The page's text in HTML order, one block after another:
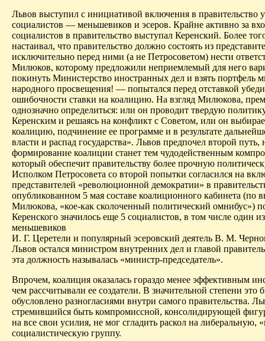
Львов выступил с инициативой включения в правительство
социалистов — меньшевиков и эсеров. Крайне активно за
социалистов в правительство выступал Керенский. Более
настаивал, что правительство должно состоять из
исключительно перед ними (а не Петросоветом) нести
Милюков, которому предложили неприемлемый для него
покинуть Министерство иностранных дел и взять портфель
народного просвещения! — попытался перед отставкой
ошибочности ставки на коалицию. На взгляд Милюкова,
однозначно определиться: или он проводит твердую
Керенским и решаясь на конфликт с Советом, или он
коалицию, подчинение ее программе и в результате
власти и распад государства». Львов предпочел второй путь,
формирование коалиции станет тем чудодейственным
который обеспечит правительству более прочную
Исполком Петросовета со второй попытки согласился на
представителей «революционной демократии» в
опубликованном 5 мая составе коалиционного кабинета (по
Милюкова, «кое-как сколоченный политический омнибус»)
Керенского значилось еще 5 социалистов, в том числе один
меньшевиков
И. Г. Церетели и популярный эсеровский деятель В. М.
Львов остался министром внутренних дел и главой
эта должность называлась «министр-председатель».
Впрочем, коалиция оказалась гораздо менее эффективным
чем рассчитывали ее создатели. В значительной степени это
обусловлено разногласиями внутри самого правительства.
стремившийся быть компромиссной, консолидирующей
на все свои усилия, не мог сгладить раскол на либеральную,
социали­стическую группу.